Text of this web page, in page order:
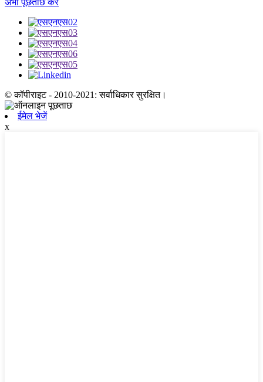
अभी पूछताछ करें
© कॉपीराइट - 2010-2021: सर्वाधिकार सुरक्षित।
ईमेल भेजें
x